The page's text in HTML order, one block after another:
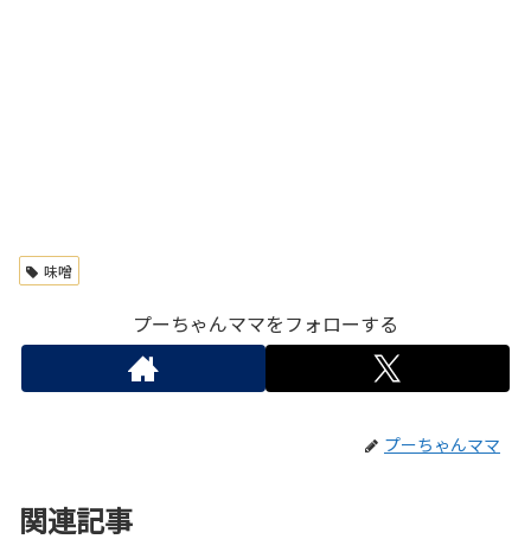
味噌
プーちゃんママをフォローする
プーちゃんママ
関連記事